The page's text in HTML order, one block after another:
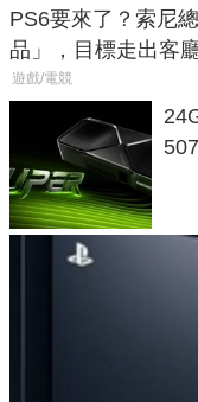
PS6要來了？索尼
品」，目標走出客
遊戲/電競